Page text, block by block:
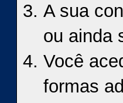
A sua
ou ainda
Você
formas